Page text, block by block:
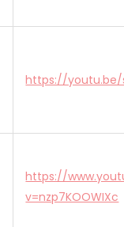
https://youtu.be/
https://
v=nzp7KOOWIXc